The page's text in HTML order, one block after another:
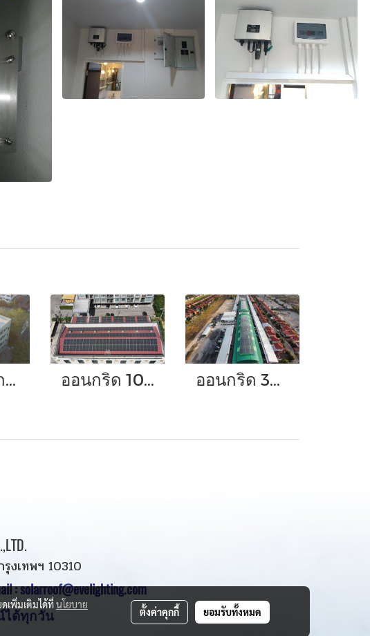
ระบบออนกริดขนาด 10 กิโลวัตต์ ออนกริด 100 กิโลวัตต์ ออนกริด 378 กิโลวัตต์
งเทพฯ 10310
: solarroof@evelighting.com
ได้ทุกวัน
เพิ่มเติมได้ที่นโยบาย
ตั้งค่าคุกกี้ ยอมรับทั้งหมด